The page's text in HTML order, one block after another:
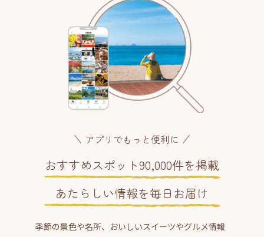
アプリでもっと便利に
おすすめスポット90,000件を掲載
あたらしい情報を毎日お届け
季節の景色や名所、おいしいスイーツやグルメ情報